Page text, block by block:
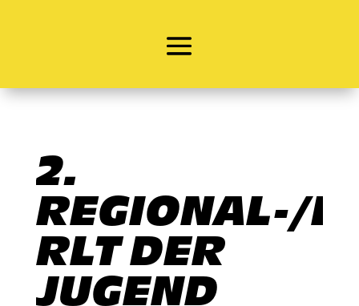
2.
REGIONAL-/E-
RLT DER
JUGEND